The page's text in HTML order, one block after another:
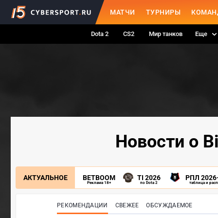
МАТЧИ ТУРНИРЫ
Dota 2 CS2 Мир танков Еще
Новости о
АКТУАЛЬНОЕ BETBOOM
Реклама 18+
TI 2026
по Dota 2
РПЛ
таблица и
РЕКОМЕНДАЦИИ СВЕЖЕЕ ОБСУЖДАЕМОЕ